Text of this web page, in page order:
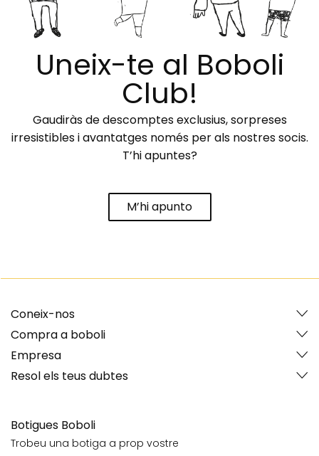
Uneix-te al Boboli
Club!
Gaudiràs de descomptes exclusius, sorpreses
irresistibles i avantatges només per als nostres socis.
T’hi apuntes?
M’hi apunto
Coneix-nos
Compra a boboli
Empresa
Resol els teus dubtes
Botigues Boboli
Trobeu una botiga a prop vostre